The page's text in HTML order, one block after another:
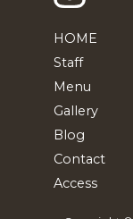
HOME
Staff
Menu
Gallery
Blog
Contact
Access